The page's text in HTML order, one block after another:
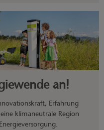
an!
Erfahrung
klimaneutrale Region